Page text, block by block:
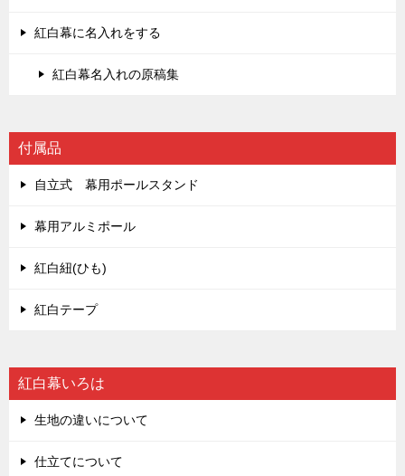
紅白幕に名入れをする
紅白幕名入れの原稿集
付属品
自立式 幕用ポールスタンド
幕用アルミポール
紅白紐(ひも)
紅白テープ
紅白幕いろは
生地の違いについて
仕立てについて